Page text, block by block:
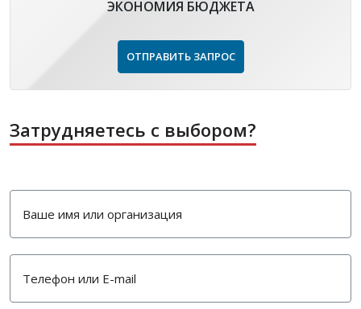
ЭКОНОМИЯ БЮДЖЕТА
ОТПРАВИТЬ ЗАПРОС
Затрудняетесь с выбором?